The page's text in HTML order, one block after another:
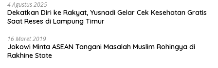
4 Agustus 2025
Dekatkan Diri ke Rakyat, Yusnadi Gelar Cek Kesehatan Gratis
Saat Reses di Lampung Timur
16 Maret 2019
Jokowi Minta ASEAN Tangani Masalah Muslim Rohingya di
Rakhine State